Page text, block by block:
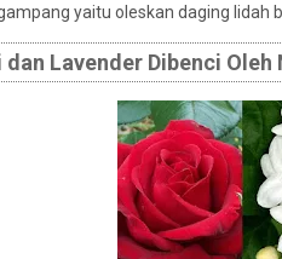
yaitu oleskan daging
Lavender Dibenci Oleh